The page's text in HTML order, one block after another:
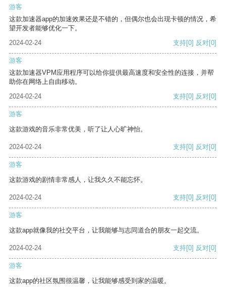
游客
这款加速器app的加速效果还是不错的，但偶尔也会出现卡顿的情况，希
望开发者能够优化一下。
2024-02-24
支持[0] 反对[0]
游客
这款加速器VPM应用程序可以给你提供最高速度和安全性的连接，并帮
助你在网络上自由移动。
2024-02-24
支持[0] 反对[0]
游客
这款游戏的音乐非常优美，听了让人心旷神怡。
2024-02-24 支持[0] 反对[0]
游客
这款游戏的剧情非常感人，让我久久不能忘怀。
2024-02-24 支持[0] 反对[0]
游客
这款app就像我的社交平台，让我能够与志同道合的朋友一起交流。
2024-02-24 支持[0] 反对[0]
游客
这款app的社区氛围很温馨，让我能够感受到家的温暖。